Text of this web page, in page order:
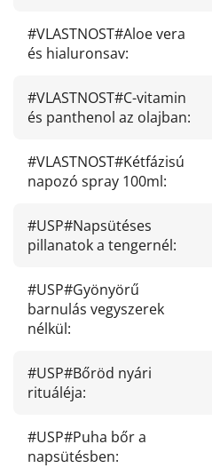
#VLASTNOST#Aloe vera
és hialuronsav:
#VLASTNOST#C-vitamin
és panthenol az olajban:
#VLASTNOST#Kétfázisú
napozó spray 100ml:
#USP#Napsütéses
pillanatok a tengernél:
#USP#Gyönyörű
barnulás vegyszerek
nélkül:
#USP#Bőröd nyári
rituáléja:
#USP#Puha bőr a
napsütésben: